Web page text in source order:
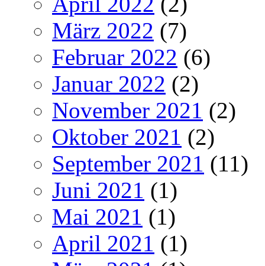
März 2022 (7)
Februar 2022 (6)
Januar 2022 (2)
November 2021 (2)
Oktober 2021 (2)
September 2021 (11)
Juni 2021 (1)
Mai 2021 (1)
April 2021 (1)